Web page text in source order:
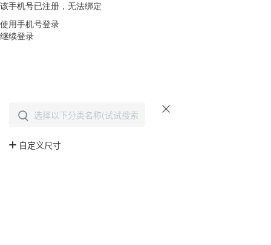
该手机号已注册，无法绑定
使用手机号登录
继续登录